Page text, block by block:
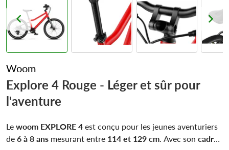
Woom
Explore 4 Rouge - Léger et sûr pour
l'aventure
Lewoom EXPLORE 4est conçu pour les jeunes aventuriers
de6 à 8 ans mesurant entre 114 et 129 cm. Avec son cadre